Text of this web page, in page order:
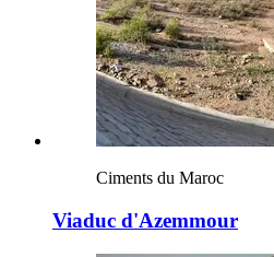
Ciments du Maroc
Viaduc d'Azemmour